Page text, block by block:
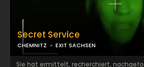
Secret Service
CHEMNITZ EXIT SACHSEN
Sie hat ermittelt, recherchiert,